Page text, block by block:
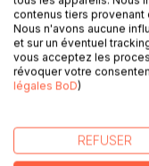
Jacques
travers ce nouveau
de ces verrières
centenaires, et
réalisations de l'Ars
AUTEUR(S)
contenus tiers
Nous n'avons aucune
et sur un éventuel
vous acceptez les
révoquer votre
légales BoD)
REFUSER